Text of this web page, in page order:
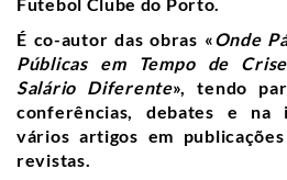
É co-autor das obras «Onde
Públicas em Tempo de Crise
Salário Diferente», tendo
conferências, debates e na
vários artigos em
revistas.